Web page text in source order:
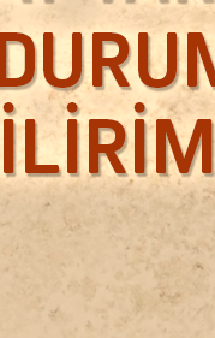
Kasım 2017
Ekim 2017
Eylül 2017
Ağustos 2017
Temmuz 2017
Haziran 2017
Mayıs 2017
Nisan 2017
Aralık 2016
Kasım 2016